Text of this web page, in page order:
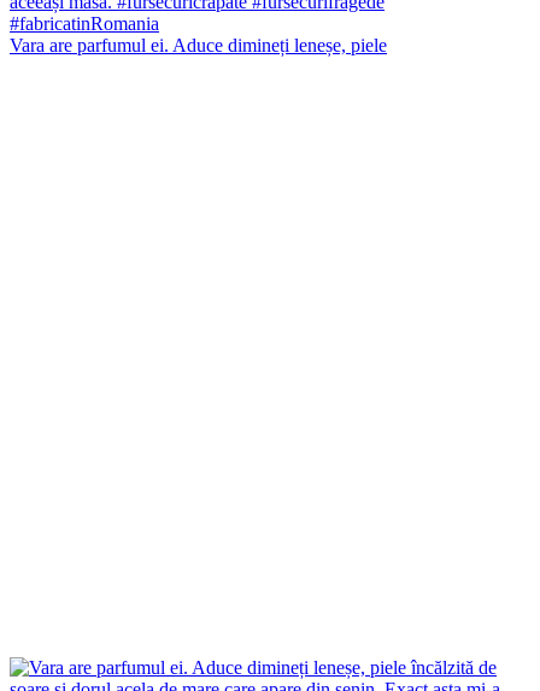
Vara are parfumul ei. Aduce dimineți leneșe, piele